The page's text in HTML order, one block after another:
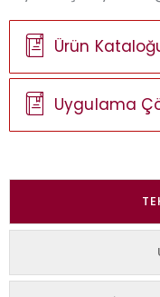
Ürün
Uygulama